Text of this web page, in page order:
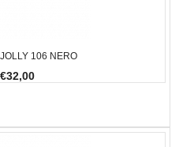
106 NERO
€32,00